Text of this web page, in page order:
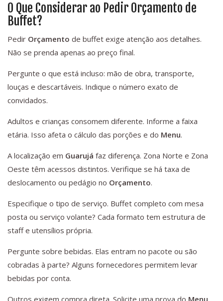
O Que Considerar ao Pedir Orçamento de
Buffet?
Pedir Orçamento de buffet exige atenção aos detalhes.
Não se prenda apenas ao preço final.
Pergunte o que está incluso: mão de obra, transporte,
louças e descartáveis. Indique o número exato de
convidados.
Adultos e crianças consomem diferente. Informe a faixa
etária. Isso afeta o cálculo das porções e do Menu.
A localização em Guarujá faz diferença. Zona Norte e Zona
Oeste têm acessos distintos. Verifique se há taxa de
deslocamento ou pedágio no Orçamento.
Especifique o tipo de serviço. Buffet completo com mesa
posta ou serviço volante? Cada formato tem estrutura de
staff e utensílios própria.
Pergunte sobre bebidas. Elas entram no pacote ou são
cobradas à parte? Alguns fornecedores permitem levar
bebidas por conta.